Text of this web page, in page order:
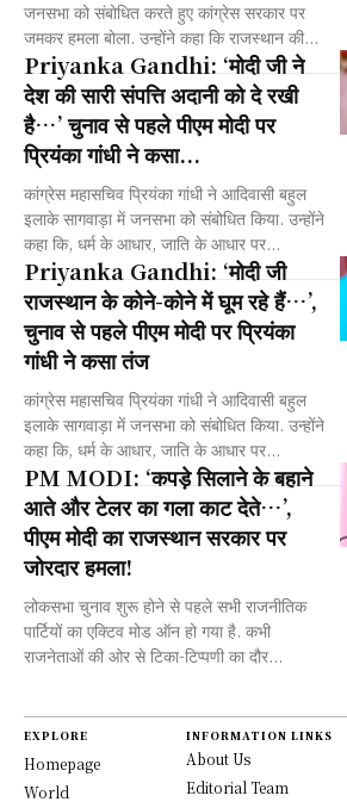
जनसभा को संबोधित करते हुए कांग्रेस सरकार पर
जमकर हमला बोला. उन्होंने कहा कि राजस्थान की...
Priyanka Gandhi: ‘मोदी जी ने
देश की सारी संपत्ति अदानी को दे रखी
है…’ चुनाव से पहले पीएम मोदी पर
प्रियंका गांधी ने कसा...
कांग्रेस महासचिव प्रियंका गांधी ने आदिवासी बहुल
इलाके सागवाड़ा में जनसभा को संबोधित किया. उन्होंने
कहा कि, धर्म के आधार, जाति के आधार पर...
Priyanka Gandhi: ‘मोदी जी
राजस्थान के कोने-कोने में घूम रहे हैं…’,
चुनाव से पहले पीएम मोदी पर प्रियंका
गांधी ने कसा तंज
कांग्रेस महासचिव प्रियंका गांधी ने आदिवासी बहुल
इलाके सागवाड़ा में जनसभा को संबोधित किया. उन्होंने
कहा कि, धर्म के आधार, जाति के आधार पर...
PM MODI: ‘कपड़े सिलाने के बहाने
आते और टेलर का गला काट देते…’,
पीएम मोदी का राजस्थान सरकार पर
जोरदार हमला!
लोकसभा चुनाव शुरू होने से पहले सभी राजनीतिक
पार्टियों का एक्टिव मोड ऑन हो गया है. कभी
राजनेताओं की ओर से टिका-टिप्पणी का दौर...
EXPLORE
Homepage
World
INFORMATION LINKS
About Us
Editorial Team